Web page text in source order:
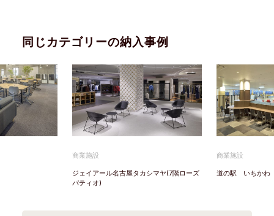
同じカテゴリーの納入事例
商業施設
ジェイアール名古屋タカシマヤ(7階ローズ
パティオ)
商業施設
道の駅 いちか